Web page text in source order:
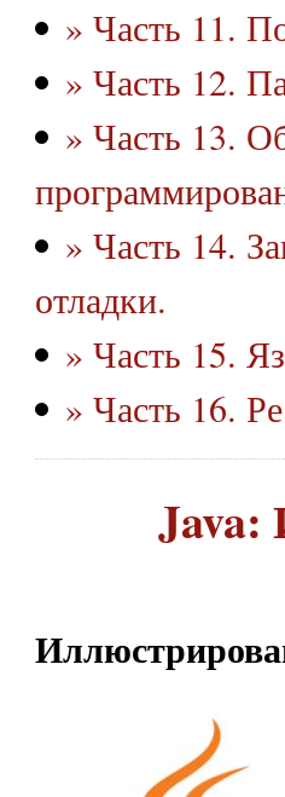
» Часть 11.
» Часть 12.
» Часть 13.
» Часть 14.
отладки.
» Часть 15.
» Часть 16.